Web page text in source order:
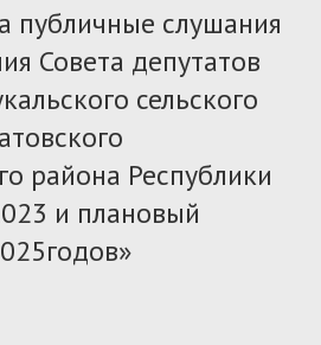
публичные слушания
Совета депутатов
сельского
района Республики
и плановый